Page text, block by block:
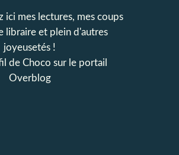
ici mes lectures, mes coups
libraire et plein d'autres
joyeusetés !
de Choco sur le portail
Overblog